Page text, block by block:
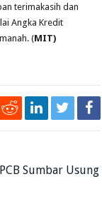
terimakasih dan
Angka Kredit
(MIT)
Sumbar Usung